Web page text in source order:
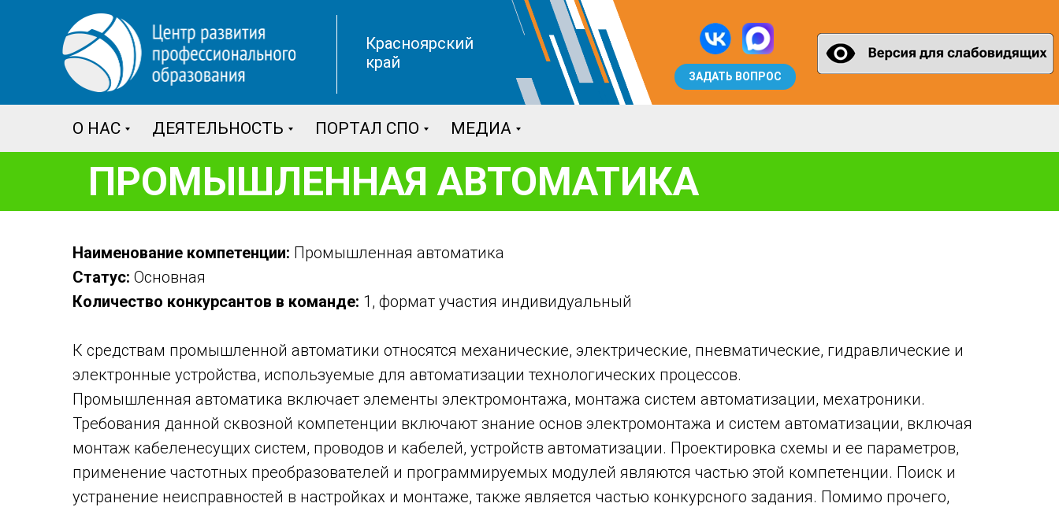
Красноярский
край
ЗАДАТЬ ВОПРОС
О НАС ДЕЯТЕЛЬНОСТЬ ПОРТАЛ СПО МЕДИА
ПРОМЫШЛЕННАЯ АВТОМАТИКА
Наименование компетенции: Промышленная автоматика
Статус: Основная
Количество конкурсантов в команде: 1, формат участия индивидуальный
К средствам промышленной автоматики относятся механические, электрические, пневматические, гидравлические и
электронные устройства, используемые для автоматизации технологических процессов.
Промышленная автоматика включает элементы электромонтажа, монтажа систем автоматизации, мехатроники.
Требования данной сквозной компетенции включают знание основ электромонтажа и систем автоматизации, включая
монтаж кабеленесущих систем, проводов и кабелей, устройств автоматизации. Проектировка схемы и ее параметров,
применение частотных преобразователей и программируемых модулей являются частью этой компетенции. Поиск и
устранение неисправностей в настройках и монтаже, также является частью конкурсного задания. Помимо прочего,